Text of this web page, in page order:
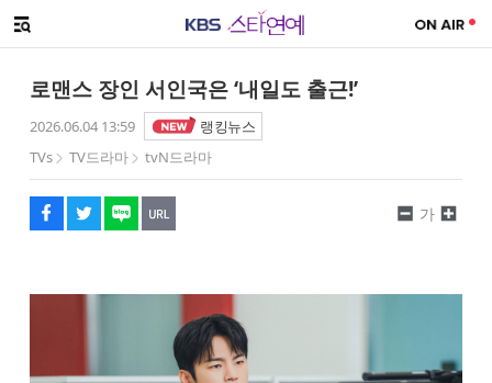
메뉴 열기
로맨스 장인 서인국은 ‘내일도 출근!’
2026.06.04 13:59
랭킹뉴스
TVs
TV드라마 tvN드라마
페이스북
트위터
네이버
URL복사
글씨 작게보기
가
글씨 크게보기
해시태그